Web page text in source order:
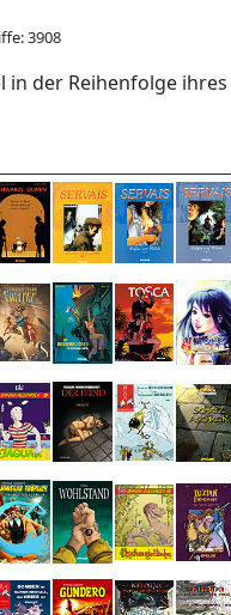
3908
in der Reihenfolge ihres